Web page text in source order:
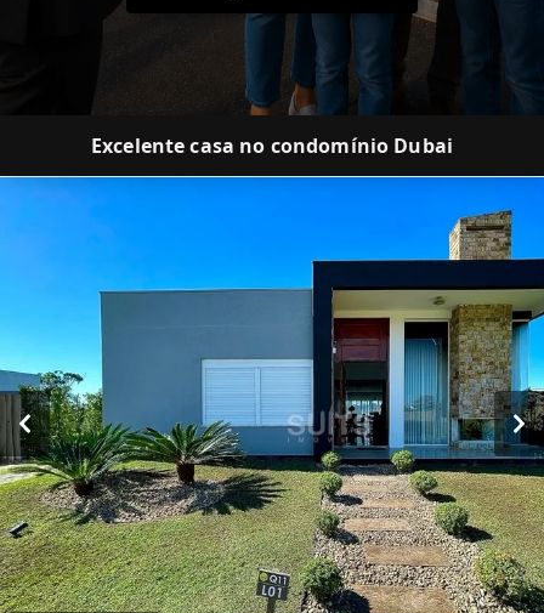
Excelente casa no condomínio Dubai